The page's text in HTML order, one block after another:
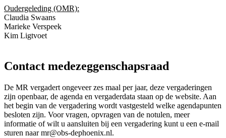
Oudergeleding (OMR):
Claudia Swaans
Marieke Verspeek
Kim Ligtvoet
Contact medezeggenschapsraad
De MR vergadert ongeveer zes maal per jaar, deze vergaderingen
zijn openbaar, de agenda en vergaderdata staan op de website. Aan
het begin van de vergadering wordt vastgesteld welke agendapunten
besloten zijn. Voor vragen, opvragen van de notulen, meer
informatie of wilt u aansluiten bij een vergadering kunt u een e-mail
sturen naar mr@obs-dephoenix.nl.